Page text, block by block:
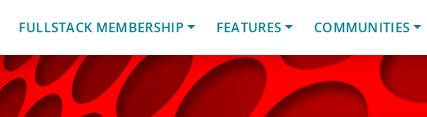
FULLSTACK MEMBERSHIP FEATURES COMMUNITIES